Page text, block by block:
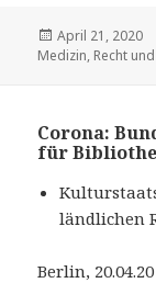
Veröffentlicht
am
April 21, 2020
Medizin, Recht
Corona:
für
ländlichen
Berlin,